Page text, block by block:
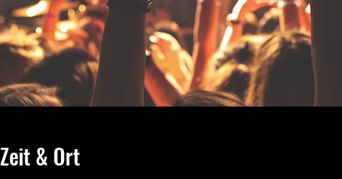
Zeit & Ort